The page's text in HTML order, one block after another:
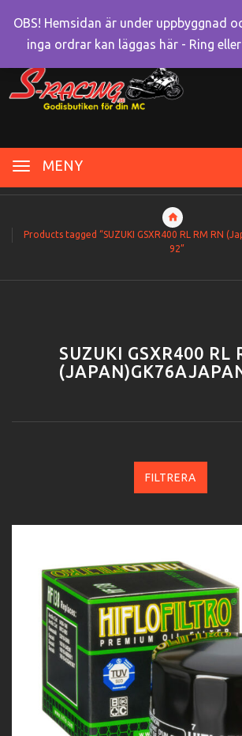
MENY
Products tagged “SUZUKI GSXR400 RL RM RN
92”
SUZUKI GSXR400 RL
FILTRERA
OBS! Hemsidan är under uppbyggnad
inga ordrar kan läggas här - Ring